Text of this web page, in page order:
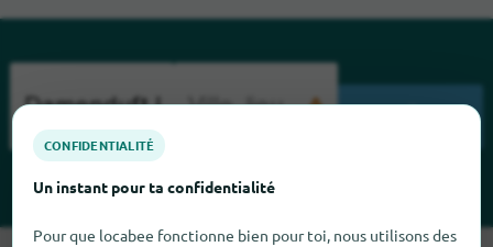
CONFIDENTIALITÉ
Un instant pour ta confidentialité
Pour que locabee fonctionne bien pour toi, nous utilisons des